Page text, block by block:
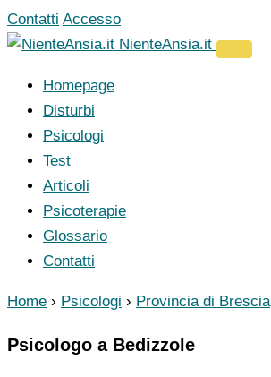
Vai
al
Contatti Accesso
NienteAnsia.it
Homepage
Disturbi
Psicologi
Test
Articoli
Psicoterapie
Glossario
Contatti
Home › Psicologi › Provincia di Brescia
Psicologo a Bedizzole